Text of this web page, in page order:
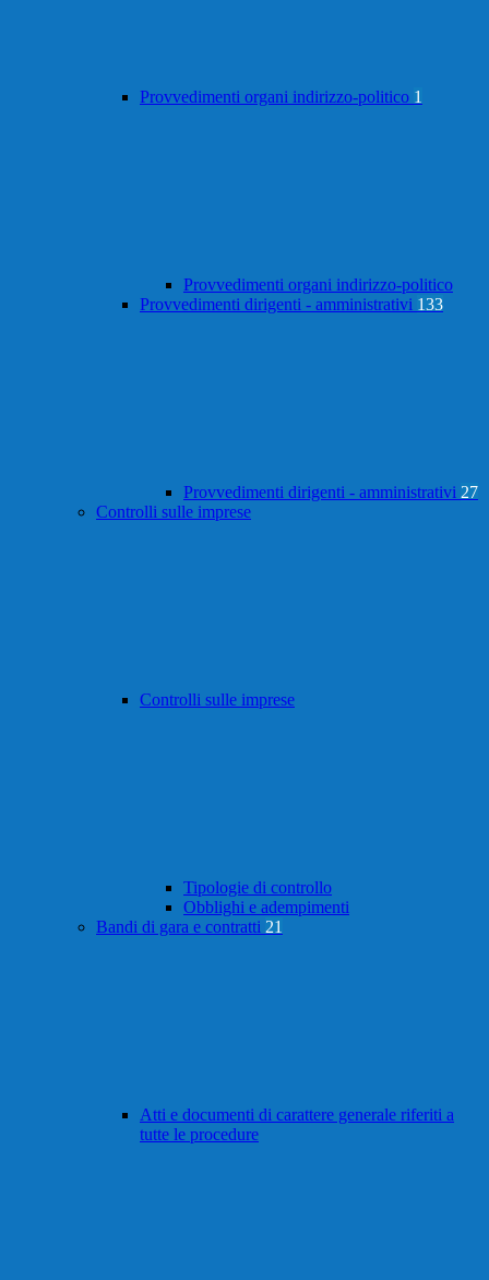
Provvedimenti organi indirizzo-politico 1
Provvedimenti organi indirizzo-politico
Provvedimenti dirigenti - amministrativi 133
Provvedimenti dirigenti - amministrativi 27
Controlli sulle imprese
Controlli sulle imprese
Tipologie di controllo
Obblighi e adempimenti
Bandi di gara e contratti 21
Atti e documenti di carattere generale riferiti a
tutte le procedure